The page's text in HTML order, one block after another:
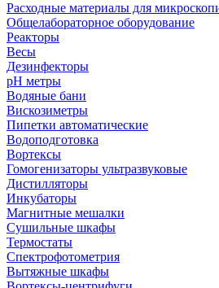
Расходные материалы для
Общелабораторное оборудование
Реакторы
Весы
Дезинфекторы
рН метры
Водяные бани
Вискозиметры
Пипетки автоматические
Водоподготовка
Вортексы
Гомогенизаторы ультразвуковые
Дистилляторы
Инкубаторы
Магнитные мешалки
Сушильные шкафы
Термостаты
Спектрофотометрия
Вытяжные шкафы